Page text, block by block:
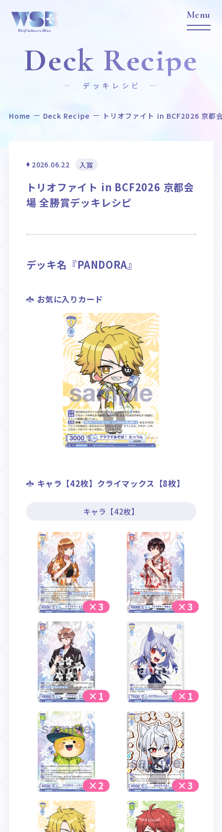
Home News
作品タイトル
Event
イベント
Card List
カードリスト
Deck Recipe
デッキレシピ
Home Deck Recipe トリオファイト in BCF2026 京都
2026.06.22 入賞
トリオファイト in BCF2026 京都会
場 全勝賞デッキレシピ
デッキ名『PANDORA』
お気に入りカード
キャラ【42枚】クライマックス【8枚】
キャラ【42枚】
×3 ×3
×1 ×1
×2 ×3